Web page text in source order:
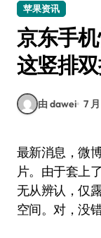
苹果资讯
京东手
这竖排
由 dawei 7
最新消息，微博网友@京东大手哥爆料了一组手机照
片。由于套上
无从辨认，仅
空间。对，没错